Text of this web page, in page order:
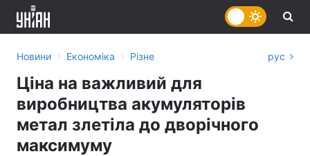
Новини › Економіка › Різне рус
Ціна на важливий для
виробництва акумуляторів
метал злетіла до дворічного
максимуму